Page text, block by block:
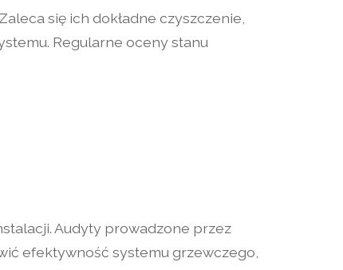
się ich dokładne czyszczenie,
Regularne oceny stanu
Audyty prowadzone przez
efektywność systemu grzewczego,